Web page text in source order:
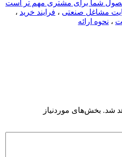
مشاغل صنعتی ، فرایند خرید ،
، نحوه ارائه
شد. بخش‌های موردنیاز